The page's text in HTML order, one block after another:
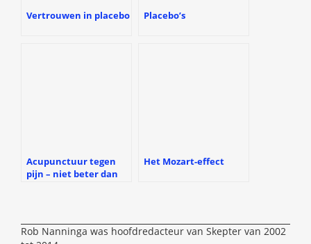
Vertrouwen in placebo Placebo’s
Acupunctuur tegen
pijn – niet beter dan
Het Mozart-effect
Rob Nanninga was hoofdredacteur van Skepter van 2002